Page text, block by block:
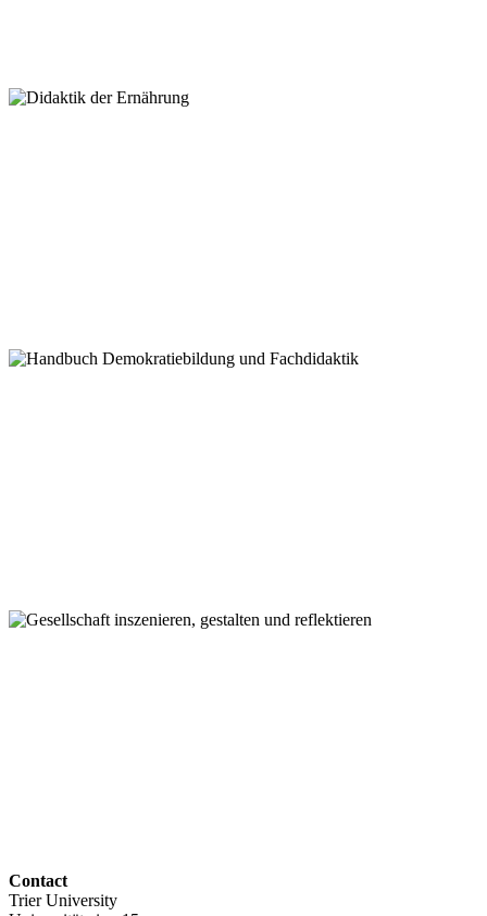
Contact
Trier University